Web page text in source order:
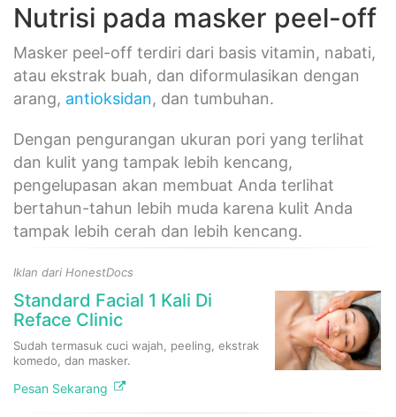
Nutrisi pada masker peel-off
Masker peel-off terdiri dari basis vitamin, nabati,
atau ekstrak buah, dan diformulasikan dengan
arang, antioksidan, dan tumbuhan.
Dengan pengurangan ukuran pori yang terlihat
dan kulit yang tampak lebih kencang,
pengelupasan akan membuat Anda terlihat
bertahun-tahun lebih muda karena kulit Anda
tampak lebih cerah dan lebih kencang.
Iklan dari HonestDocs
Standard Facial 1 Kali Di
Reface Clinic
Sudah termasuk cuci wajah, peeling, ekstrak
komedo, dan masker.
Pesan Sekarang